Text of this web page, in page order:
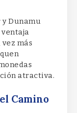
y Dunamu
más
atractiva.
Camino